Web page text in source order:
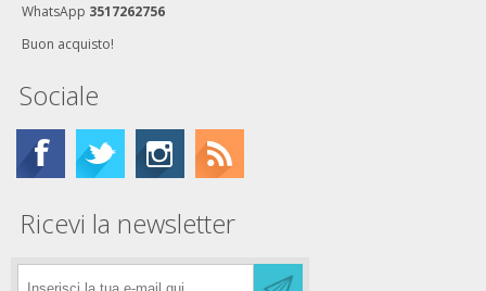
WhatsApp 3517262756
Buon acquisto!
Sociale
Ricevi la newsletter